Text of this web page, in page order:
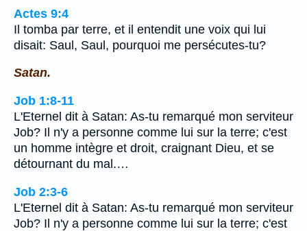
Actes 9:4
Il tomba par terre, et il entendit une voix qui lui
disait: Saul, Saul, pourquoi me persécutes-tu?
Satan.
Job 1:8-11
L'Eternel dit à Satan: As-tu remarqué mon serviteur
Job? Il n'y a personne comme lui sur la terre; c'est
un homme intègre et droit, craignant Dieu, et se
détournant du mal.…
Job 2:3-6
L'Eternel dit à Satan: As-tu remarqué mon serviteur
Job? Il n'y a personne comme lui sur la terre; c'est